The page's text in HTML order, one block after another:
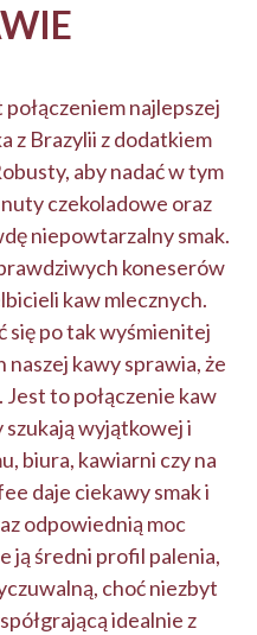
połączeniem najlepszej
z Brazylii z dodatkiem
aby nadać w tym
czekoladowe oraz
niepowtarzalny smak.
koneserów
kaw mlecznych.
się po tak wyśmienitej
naszej kawy sprawia, że
Jest to połączenie kaw
wyjątkowej i
biura, kawiarni czy na
daje ciekawy smak i
odpowiednią moc
ją średni profil palenia,
choć niezbyt
idealnie z